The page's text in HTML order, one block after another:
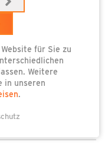
kurzfristigen
für Sie zu
Weitere
in unseren
.